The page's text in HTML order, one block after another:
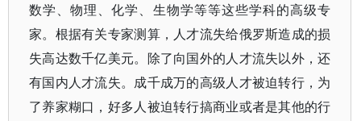
数学、物理、化学、生物学等等这些学科的高级专
家。根据有关专家测算，人才流失给俄罗斯造成的损
失高达数千亿美元。除了向国外的人才流失以外，还
有国内人才流失。成千成万的高级人才被迫转行，为
了养家糊口，好多人被迫转行搞商业或者是其他的行